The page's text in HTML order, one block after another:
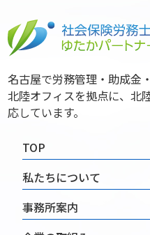
名古屋で労務管理・助成金
北陸オフィスを拠点に、北
応しています。
TOP
私たちについて
事務所案内